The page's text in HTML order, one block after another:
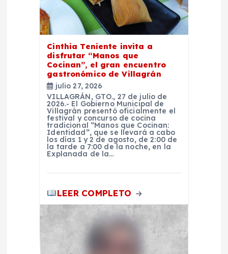
Cinthia Teniente invita a
disfrutar “Manos que
Cocinan”, el gran encuentro
gastronómico de Villagrán
julio 27, 2026
VILLAGRÁN, GTO., 27 de julio de
2026.- El Gobierno Municipal de
Villagrán presentó oficialmente el
festival y concurso de cocina
tradicional “Manos que Cocinan:
Identidad”, que se llevará a cabo
los días 1 y 2 de agosto, de 2:00 de
la tarde a 7:00 de la noche, en la
Explanada de la…
LEER COMPLETO